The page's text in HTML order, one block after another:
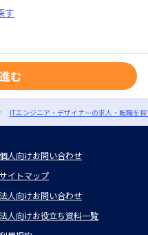
す
む
ITエンジニア・デザイナーの求人・転職を
個人向けお問い合わせ
サイトマップ
法人向けお問い合わせ
法人向けお役立ち資料一覧